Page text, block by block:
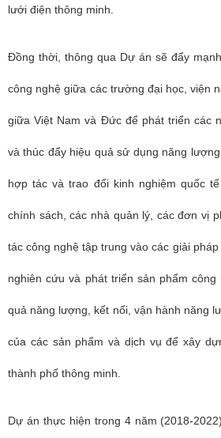
lưới điện thông minh.
Đồng thời, thông qua Dự án sẽ đẩy
công nghệ giữa các trường đại học, viện
giữa Việt Nam và Đức để phát triển các
và thúc đẩy hiệu quả sử dụng năng
hợp tác và trao đổi kinh nghiệm quốc
chính sách, các nhà quản lý, các đơn vị
tác công nghệ tập trung vào các giải
nghiên cứu và phát triển sản phẩm
quả năng lượng, kết nối, vận hành năng
của các sản phẩm và dịch vụ để xây
thành phố thông minh.
Dự án thực hiện trong 4 năm (2018-